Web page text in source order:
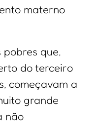
materno
pobres que,
do terceiro
começavam a
grande
não